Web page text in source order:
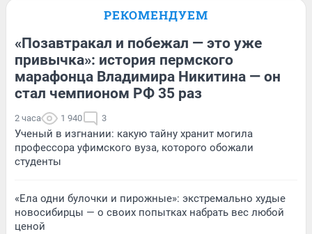
РЕКОМЕНДУЕМ
«Позавтракал и побежал — это уже
привычка»: история пермского
марафонца Владимира Никитина — он
стал чемпионом РФ 35 раз
2 часа 1 940 3
Ученый в изгнании: какую тайну хранит могила
профессора уфимского вуза, которого обожали
студенты
«Ела одни булочки и пирожные»: экстремально худые
новосибирцы — о своих попытках набрать вес любой
ценой